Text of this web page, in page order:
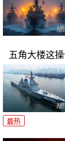
五角大楼这
最热